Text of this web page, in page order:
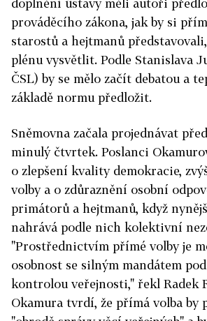
doplnění ústavy měli autoři
prováděcího zákona, jak by si
starostů a hejtmanů
plénu vysvětlit. Podle Stanislava
ČSL) by se mělo začít debatou a
základě normu předložit.
Sněmovna začala projednávat
minulý čtvrtek. Poslanci
o zlepšení kvality demokracie,
volby a o zdůraznění osobní
primátorů a hejtmanů, když
nahrává podle nich kolektivní
"Prostřednictvím přímé volby je
osobnost se silným mandátem
kontrolou veřejnosti," řekl Radek
Okamura tvrdí, že přímá volba by